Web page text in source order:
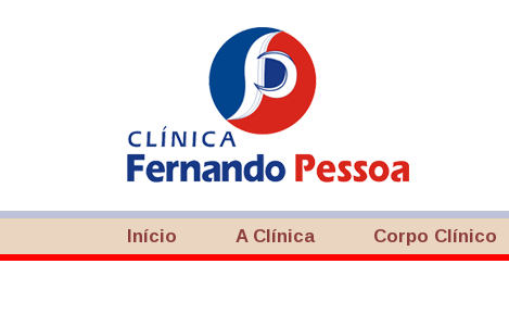
Início A Clínica Corpo Clínico